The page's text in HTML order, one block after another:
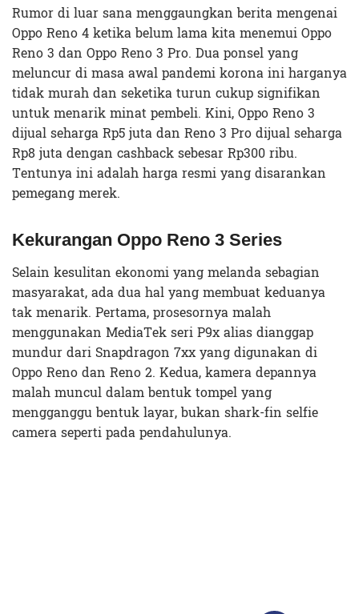
Rumor di luar sana menggaungkan berita mengenai
Oppo Reno 4 ketika belum lama kita menemui Oppo
Reno 3 dan Oppo Reno 3 Pro. Dua ponsel yang
meluncur di masa awal pandemi korona ini harganya
tidak murah dan seketika turun cukup signifikan
untuk menarik minat pembeli. Kini, Oppo Reno 3
dijual seharga Rp5 juta dan Reno 3 Pro dijual seharga
Rp8 juta dengan cashback sebesar Rp300 ribu.
Tentunya ini adalah harga resmi yang disarankan
pemegang merek.
Kekurangan Oppo Reno 3 Series
Selain kesulitan ekonomi yang melanda sebagian
masyarakat, ada dua hal yang membuat keduanya
tak menarik. Pertama, prosesornya malah
menggunakan MediaTek seri P9x alias dianggap
mundur dari Snapdragon 7xx yang digunakan di
Oppo Reno dan Reno 2. Kedua, kamera depannya
malah muncul dalam bentuk tompel yang
mengganggu bentuk layar, bukan shark-fin selfie
camera seperti pada pendahulunya.